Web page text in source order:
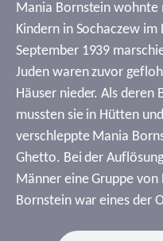
Mania Bornstein
Kindern in Sochaczew
September 1939
Juden waren zuvor
Häuser nieder. Als deren
mussten sie in Hütten
verschleppte Mania
Ghetto. Bei der
Männer eine Gruppe von
Bornstein war eines der